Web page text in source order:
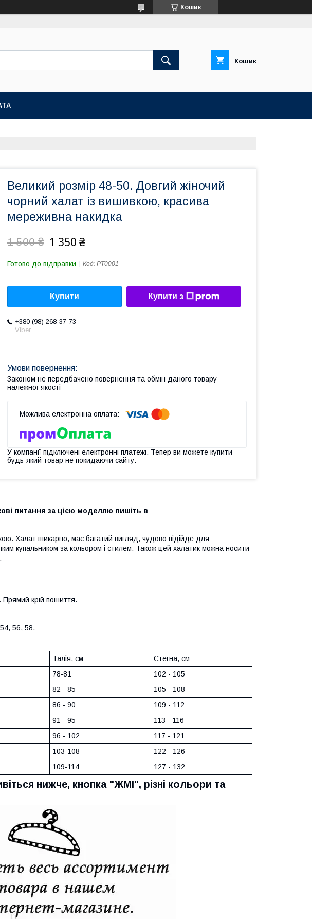
Кошик
Кошик
Великий розмір 48-50. Довгий жіночий
чорний халат із вишивкою, красива
мереживна накидка
1 500 ₴ 1 350 ₴
Готово до відправки Код: PT0001
Купити Купити з
+380 (98) 268-37-73
Viber
Законом не передбачено повернення та обмін даного товару
належної якості
У компанії підключені електронні платежі. Тепер ви можете купити
будь-який товар не покидаючи сайту.
питання за цією моделлю пишіть в
Халат шикарно, має багатий вигляд, чудово підійде для
купальником за кольором і стилем. Також цей халатик можна носити
крій пошиття.
56, 58.
Талія, см
Стегна, см
78-81
102 - 105
82 - 85
105 - 108
86 - 90
109 - 112
91 - 95
113 - 116
96 - 102
117 - 121
103-108
122 - 126
109-114 127 - 132
нижче, кнопка "ЖМІ", різні кольори та